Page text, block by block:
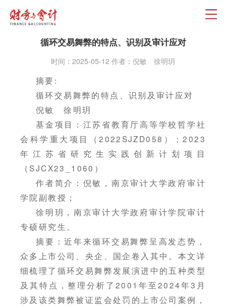
循环交易舞弊的特点、识别及审计应对
时间：2025-05-12 作者：倪敏 徐明玥
摘要:
循环交易舞弊的特点、识别及审计应对
倪敏 徐明玥
基金项目：江苏省教育厅高等学校哲学社
会科学重大项目（2022SJZD058）；2023
年江苏省研究生实践创新计划项目
（SJCX23_1060）
作者简介：倪敏，南京审计大学政府审计
学院副教授；
徐明玥，南京审计大学政府审计学院审计
专硕研究生。
摘要：近年来循环交易舞弊呈高发态势，
众多上市公司、央企、国企卷入其中。本文详
细梳理了循环交易舞弊发展演进中的五种类型
及其特点，整理分析了2001年至2024年3月
涉及该类舞弊被证监会处罚的上市公司案例，